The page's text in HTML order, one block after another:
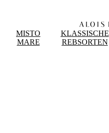
MISTO
MARE
KLASSISCHE
REBSORTEN